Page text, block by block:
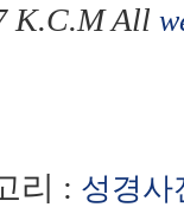
K.C.M All
리 : 성경사